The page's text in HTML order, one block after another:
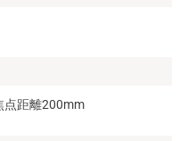
距離200mm